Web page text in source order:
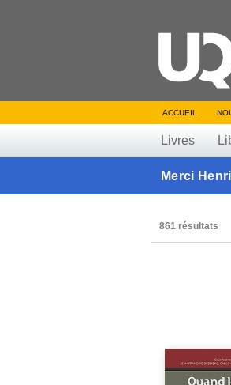
ACCUEIL
Livres
Merci
861 résultats